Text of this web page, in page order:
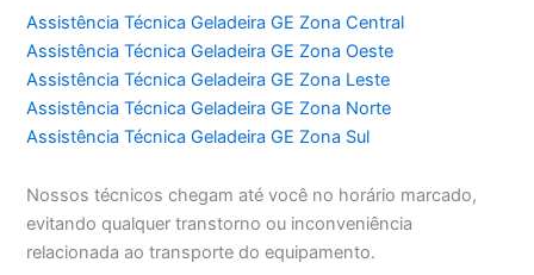
Assistência Técnica Geladeira GE Zona Central
Assistência Técnica Geladeira GE Zona Oeste
Assistência Técnica Geladeira GE Zona Leste
Assistência Técnica Geladeira GE Zona Norte
Assistência Técnica Geladeira GE Zona Sul
Nossos técnicos chegam até você no horário marcado,
evitando qualquer transtorno ou inconveniência
relacionada ao transporte do equipamento.